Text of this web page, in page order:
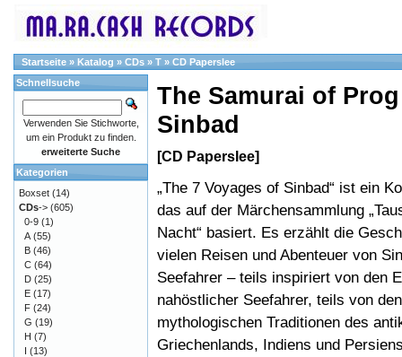
Startseite » Katalog » CDs » T » CD Paperslee
The Samurai of
Sinbad
[CD Paperslee]
„The 7 Voyages of Sinbad“ ist ein
das auf der Märchensammlung
Nacht“ basiert. Es erzählt die
vielen Reisen und Abenteuer von
Seefahrer – teils inspiriert von den
nahöstlicher Seefahrer, teils von den
mythologischen Traditionen des
Griechenlands, Indiens und
Schnellsuche
Verwenden Sie Stichworte,
um ein Produkt zu finden.
erweiterte Suche
Kategorien
Boxset (14)
CDs-> (605)
0-9 (1)
A (55)
B (46)
C (64)
D (25)
E (17)
F (24)
G (19)
H (7)
I (13)